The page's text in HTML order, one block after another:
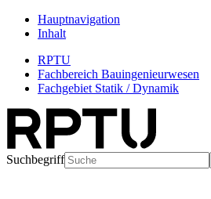
Hauptnavigation
Inhalt
RPTU
Fachbereich Bauingenieurwesen
Fachgebiet Statik / Dynamik
Suchbegriff